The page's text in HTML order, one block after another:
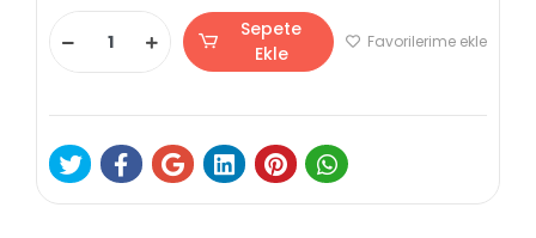
Sepete
Ekle
Favorilerime ekle